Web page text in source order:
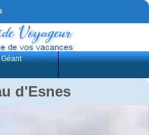
Géant
d'Esnes